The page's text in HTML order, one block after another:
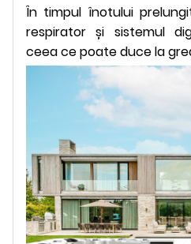
În timpul înotului
respirator și sistemul
ceea ce poate duce la